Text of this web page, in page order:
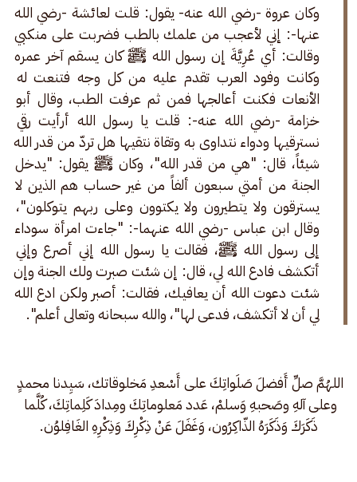
وكان عروة -رضي الله عنه- يقول: قلت لعائشة -رضي الله
عنها-: إني لأعجب من علمك بالطب فضربت على منكبي
وقالت: أي عُرِيَّةَ إن رسول الله ﷺ كان يسقم آخر عمره
وكانت وفود العرب تقدم عليه من كل وجه فتنعت له
الأنعات فكنت أعالجها فمن ثم عرفت الطب، وقال أبو
خزامة -رضي الله عنه-: قلت يا رسول الله أرأيت رقي
نسترقيها ودواء نتداوى به وتقاة نتقيها هل تردّ من قدر الله
شيئاً، قال: "هي من قدر الله"، وكان ﷺ يقول: "يدخل
الجنة من أمتي سبعون ألفاً من غير حساب هم الذين لا
يسترقون ولا يتطيرون ولا يكتوون وعلى ربهم يتوكلون"،
وقال ابن عباس -رضي الله عنهما-: "جاءت امرأة سوداء
إلى رسول الله ﷺ، فقالت يا رسول الله إني أصرع وإني
أتكشف فادع الله لي، قال: إن شئت صبرت ولك الجنة وإن
شئت دعوت الله أن يعافيك، فقالت: أصبر ولكن ادع الله
لي أن لا أتكشف، فدعى لها"، والله سبحانه وتعالى أعلم".
اللهُمَّ صلِّ أَفضلَ صَلَواتِكَ على أَسْعدِ مَخلوقاتك، سَيِدنا محمدٍ
وعلى آلهِ وصَحبهِ وَسلمْ، عَدد مَعلوماتِكَ ومِدادَ كَلِماتِكَ، كُلَّما
ذَكَرَكَ وَذَكَرَهُ الذّاكِرُون، وَغَفَلَ عَنْ ذِكْرِكَ وَذِكْرِهِ الغَافِلوُن.